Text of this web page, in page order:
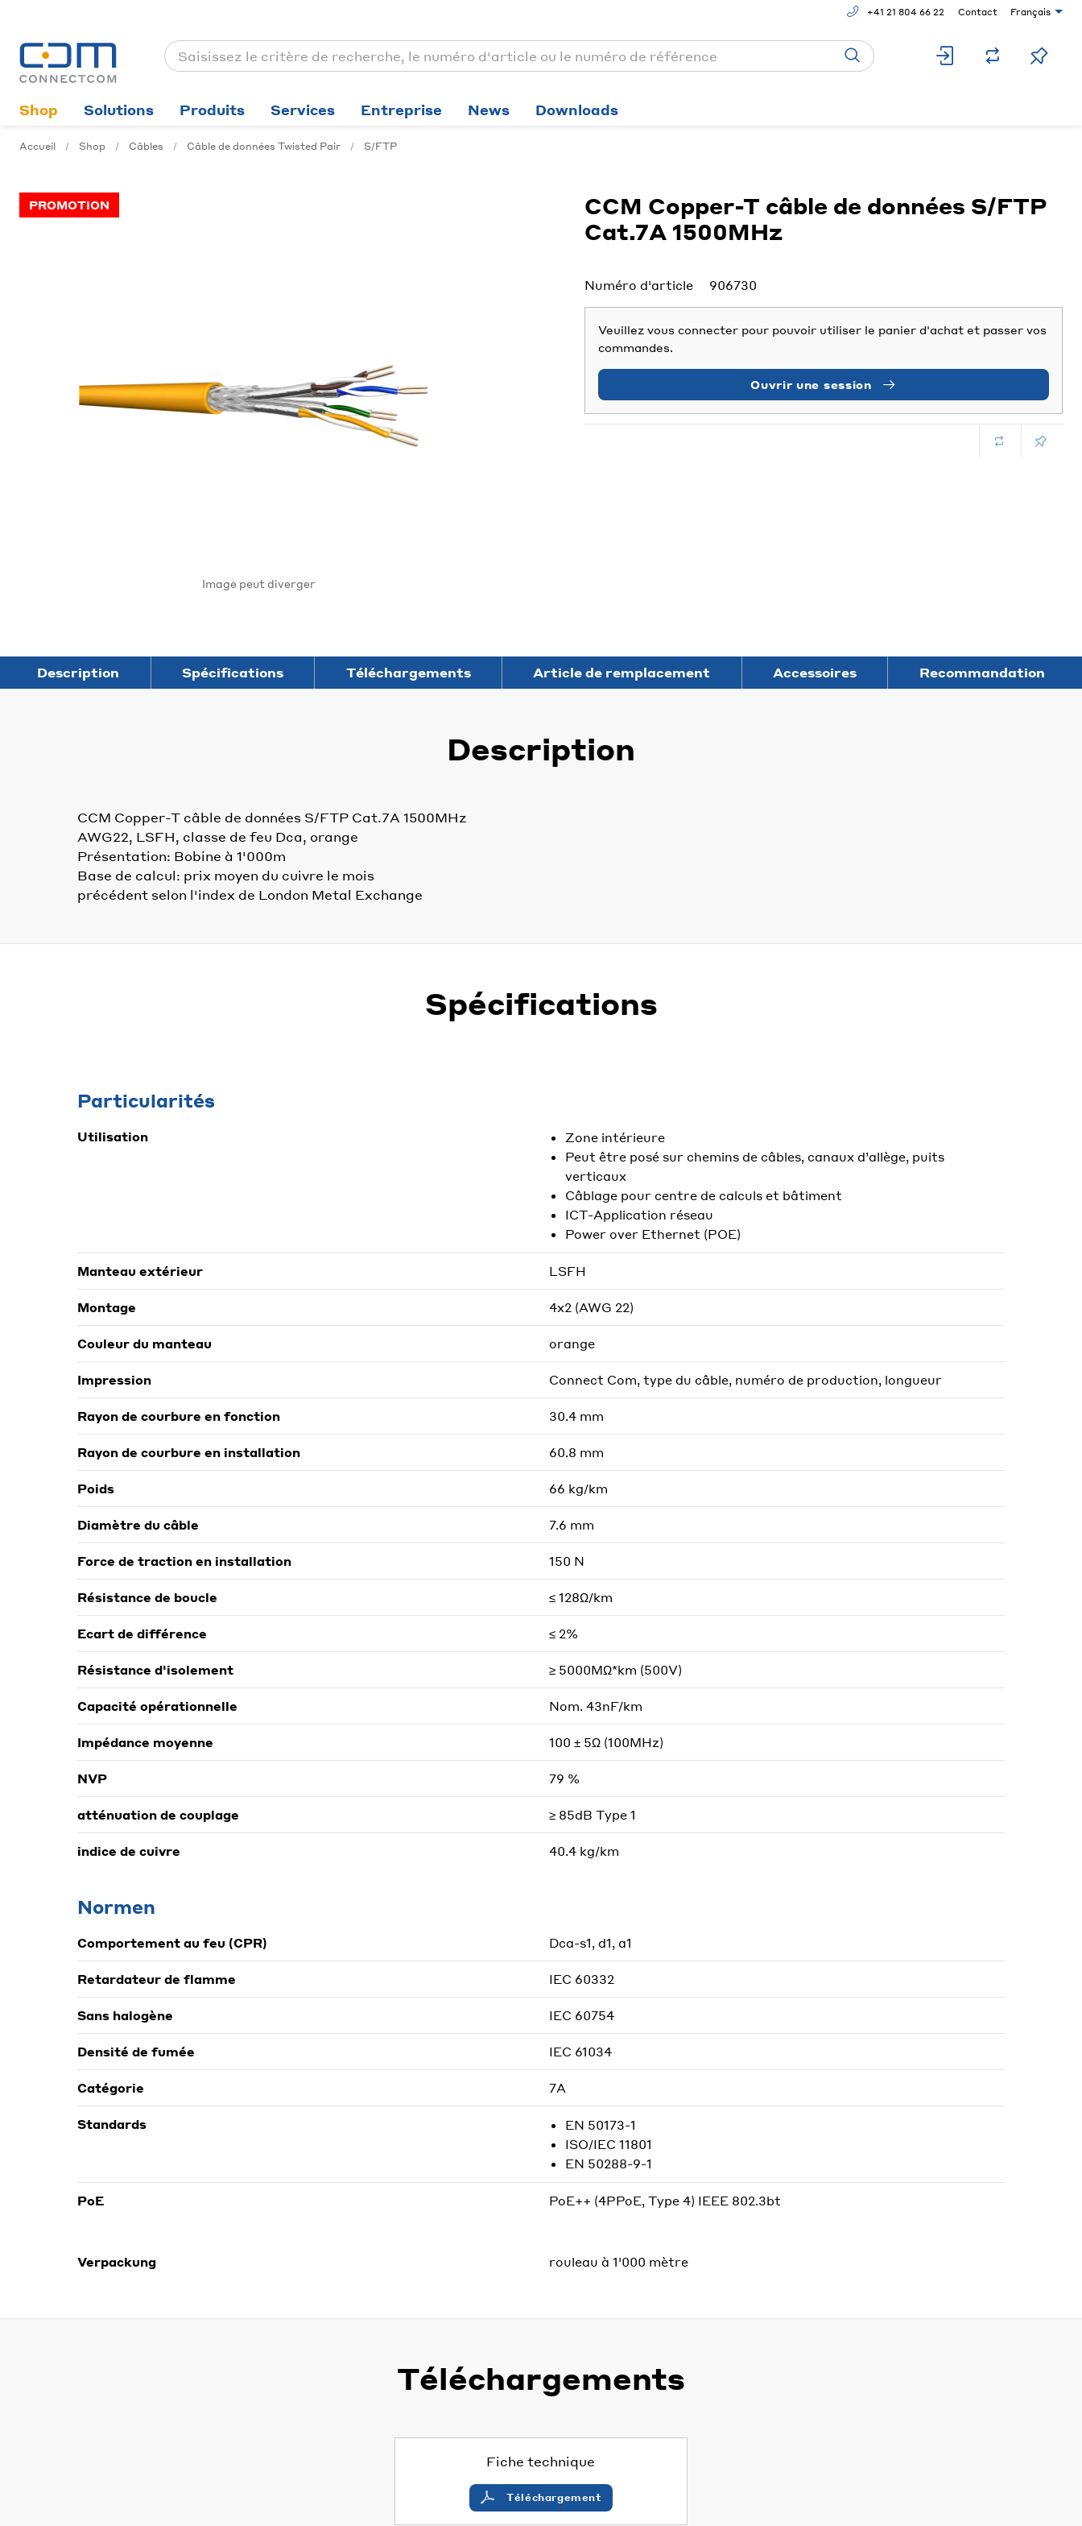
+41 21 804 66 22 Contact Français
Shop Solutions Produits Services Entreprise News Downloads
Accueil Shop Câbles Câble de données Twisted Pair S/FTP
PROMOTION
Image peut diverger
CCM Copper-T câble de données S/FTP
Cat.7A 1500MHz
Veuillez vous connecter pour pouvoir utiliser le panier d'achat et passer vos
commandes.
Ouvrir une session
Numéro d'article 906730
Description Spécifications Téléchargements Article de remplacement Accessoires Recommandation
Description
CCM Copper-T câble de données S/FTP Cat.7A 1500MHz
AWG22, LSFH, classe de feu Dca, orange
Présentation: Bobine à 1'000m
Base de calcul: prix moyen du cuivre le mois
précédent selon l'index de London Metal Exchange
Spécifications
Particularités
Utilisation
Zone intérieure
Peut être posé sur chemins de câbles, canaux d’allège, puits
verticaux
Câblage pour centre de calculs et bâtiment
ICT-Application réseau
Power over Ethernet (POE)
Manteau extérieur LSFH
Montage 4x2 (AWG 22)
Couleur du manteau orange
Impression Connect Com, type du câble, numéro de production, longueur
Rayon de courbure en fonction 30.4 mm
Rayon de courbure en installation 60.8 mm
Poids 66 kg/km
Diamètre du câble 7.6 mm
Force de traction en installation 150 N
Résistance de boucle ≤ 128Ω/km
Ecart de différence ≤ 2%
Résistance d'isolement ≥ 5000MΩ*km (500V)
Capacité opérationnelle Nom. 43nF/km
Impédance moyenne 100 ± 5Ω (100MHz)
NVP 79 %
atténuation de couplage ≥ 85dB Type 1
indice de cuivre 40.4 kg/km
Normen
Comportement au feu (CPR) Dca-s1, d1, a1
Retardateur de flamme IEC 60332
Sans halogène IEC 60754
Densité de fumée IEC 61034
Catégorie 7A
Standards
EN 50173-1
ISO/IEC 11801
EN 50288-9-1
PoE PoE++ (4PPoE, Type 4) IEEE 802.3bt
Verpackung rouleau à 1'000 mètre
Téléchargements
Fiche technique
Téléchargement